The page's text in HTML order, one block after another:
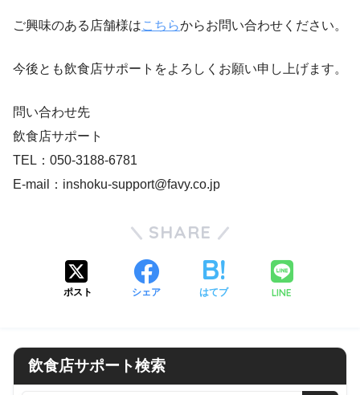
ご興味のある店舗様はこちらからお問い合わせください。
今後とも飲食店サポートをよろしくお願い申し上げます。
問い合わせ先
飲食店サポート
TEL：050-3188-6781
E-mail：inshoku-support@favy.co.jp
SHARE
ポスト シェア はてブ LINE
飲食店サポート検索